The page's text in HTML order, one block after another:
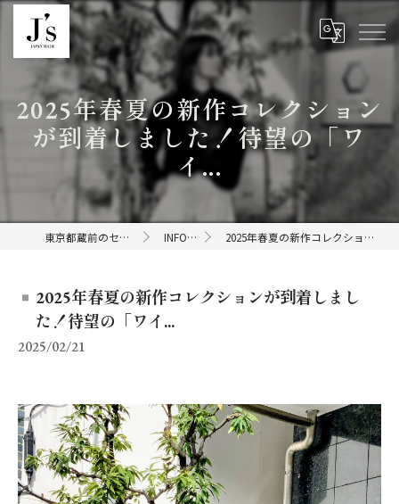
2025年春夏の新作コレクション
が到着しました！待望の「ワ
イ...
東京都蔵前のセレクトショップならJ's INFORMATION 2025年春夏の新作コレクションが到着しました！待望の「ワイ...
2025年春夏の新作コレクションが到着しまし
た！待望の「ワイ...
2025/02/21